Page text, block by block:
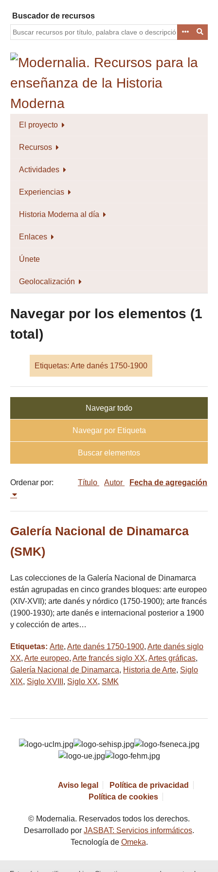
contenido
principal
Buscador de recursos
El proyecto
Recursos
Actividades
Experiencias
Historia Moderna al día
Enlaces
Únete
Geolocalización
Navegar por los elementos (1
total)
Etiquetas: Arte danés 1750-1900
Navegar todo
Navegar por Etiqueta
Buscar elementos
Ordenar por: Título Autor Fecha de agregación
Galería Nacional de Dinamarca
(SMK)
Las colecciones de la Galería Nacional de Dinamarca
están agrupadas en cinco grandes bloques: arte europeo
(XIV-XVII); arte danés y nórdico (1750-1900); arte francés
(1900-1930); arte danés e internacional posterior a 1900
y colección de artes…
Etiquetas: Arte, Arte danés 1750-1900, Arte danés siglo
XX, Arte europeo, Arte francés siglo XX, Artes gráficas,
Galería Nacional de Dinamarca, Historia de Arte, Siglo
XIX, Siglo XVIII , Siglo XX, SMK
Aviso legal
Política de privacidad
Política de cookies
© Modernalia. Reservados todos los derechos.
Desarrollado por JASBAT: Servicios informáticos.
Tecnología de Omeka.